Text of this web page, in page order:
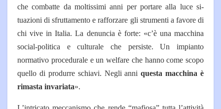
che combatte da moltissi­mi anni per portare alla luce si­
tuazioni di sfruttamento e raf­forzare gli strumenti a favore di
chi vive in Italia.La denuncia è forte: «c’è una macchina
social-politica e cul­turale che persiste. Un impian­to
normativo procedurale e un welfare che hanno come scopo
quello di produrre schiavi. Ne­gli anniquesta macchina è
ri­masta invariata».